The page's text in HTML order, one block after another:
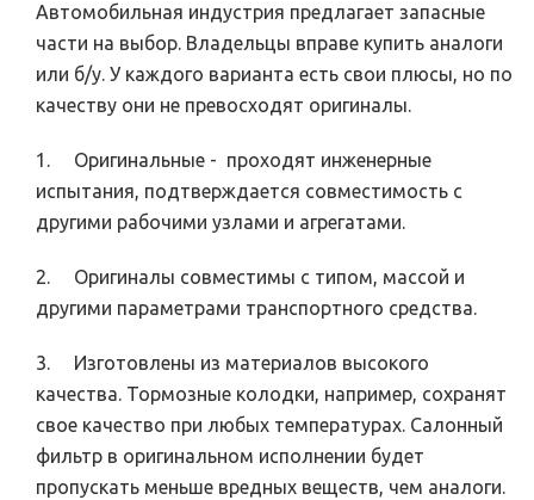
Автомобильная индустрия предлагает запасные
части на выбор. Владельцы вправе купить аналоги
или б/у. У каждого варианта есть свои плюсы, но по
качеству они не превосходят оригиналы.
1. Оригинальные - проходят инженерные
испытания, подтверждается совместимость с
другими рабочими узлами и агрегатами.
2. Оригиналы совместимы с типом, массой и
другими параметрами транспортного средства.
3. Изготовлены из материалов высокого
качества. Тормозные колодки, например, сохранят
свое качество при любых температурах. Салонный
фильтр в оригинальном исполнении будет
пропускать меньше вредных веществ, чем аналоги.